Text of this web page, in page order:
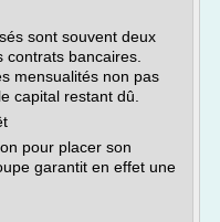
sont souvent deux
bancaires.
mensualités non pas
capital restant dû.
pour placer son
garantit en effet une